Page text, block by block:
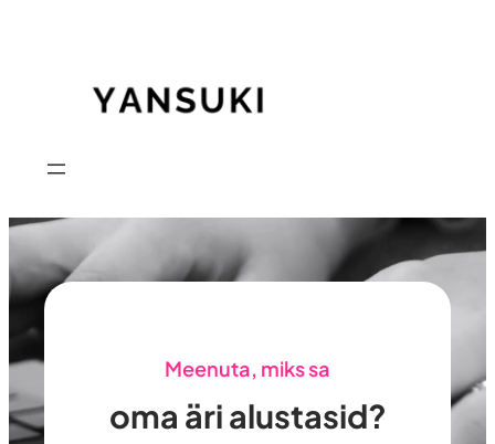
Meenuta, miks sa
oma äri alustasid?